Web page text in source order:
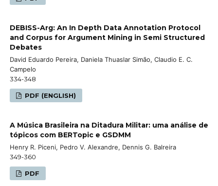
DEBISS-Arg: An In Depth Data Annotation Protocol
and Corpus for Argument Mining in Semi Structured
Debates
David Eduardo Pereira, Daniela Thuaslar Simão, Claudio E. C.
Campelo
334-348
PDF (ENGLISH)
A Música Brasileira na Ditadura Militar: uma análise de
tópicos com BERTopic e GSDMM
Henry R. Piceni, Pedro V. Alexandre, Dennis G. Balreira
349-360
PDF